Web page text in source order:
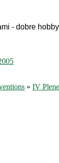
- dobre
» IV